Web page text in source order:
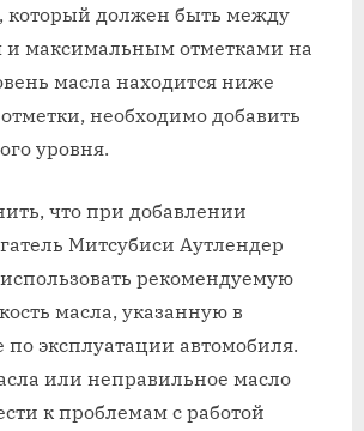
который должен быть между
максимальным отметками на
масла находится ниже
необходимо добавить
уровня.
что при добавлении
Митсубиси Аутлендер
рекомендуемую
масла, указанную в
по эксплуатации автомобиля.
или неправильное масло
к проблемам с работой